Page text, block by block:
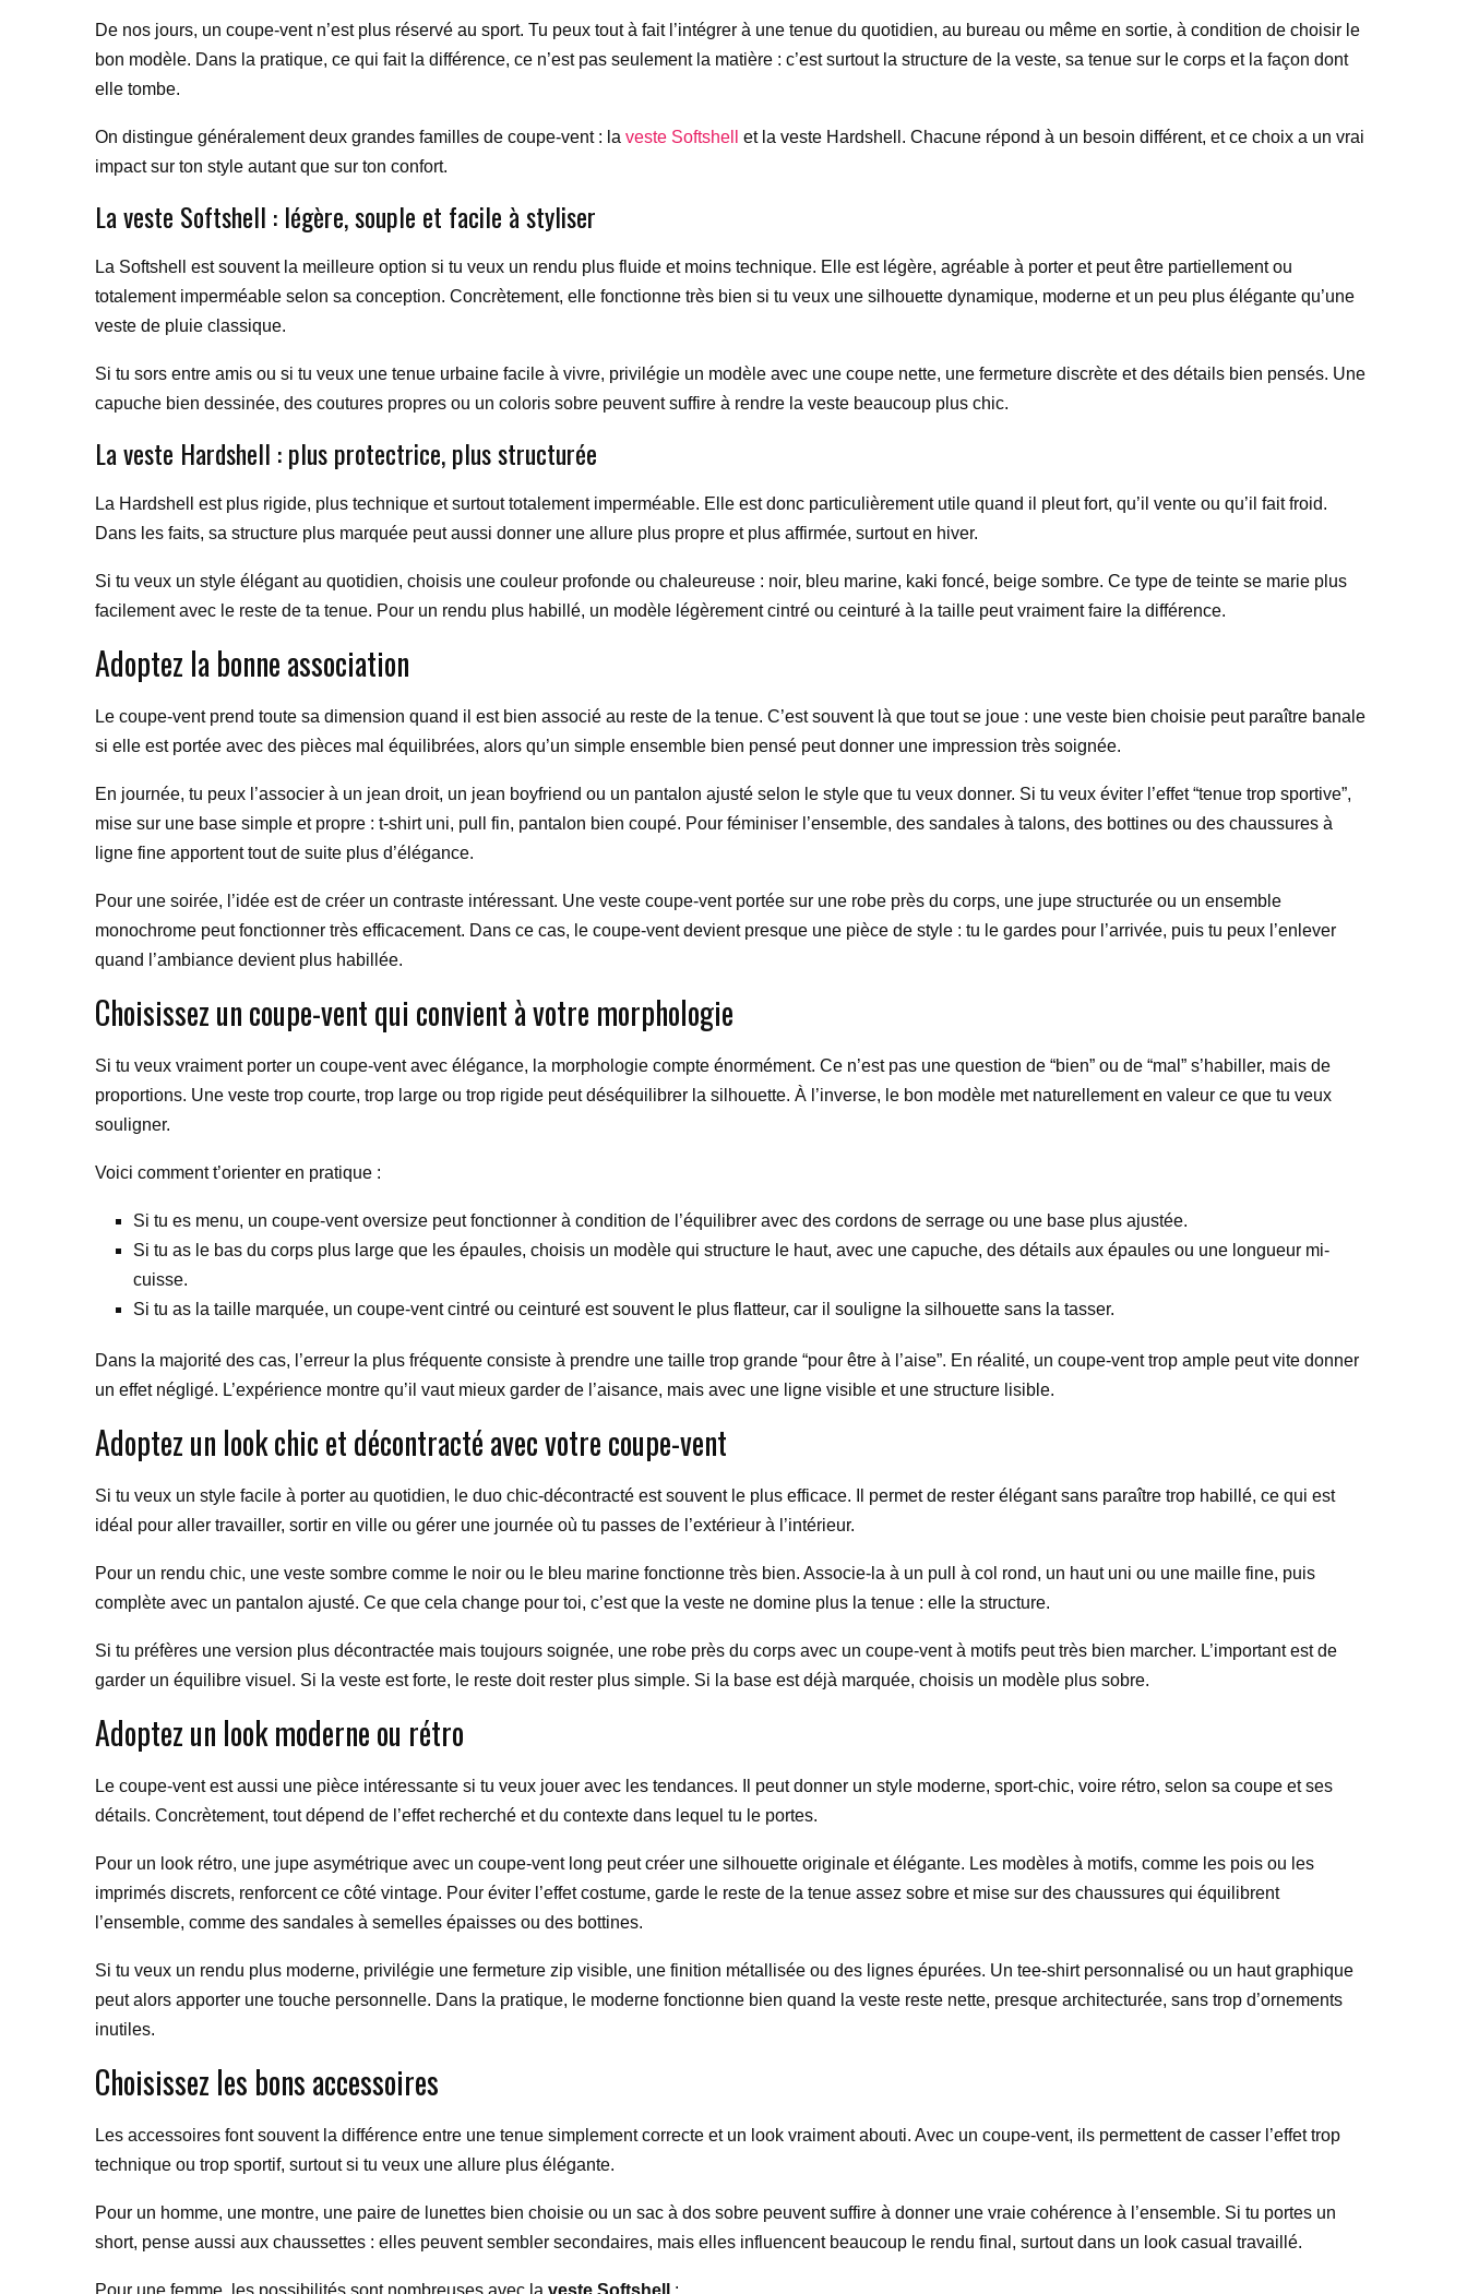
De nos jours, un coupe-vent n’est plus réservé au sport. Tu peux tout à fait l’intégrer à une tenue du quotidien, au bureau ou même en sortie, à condition de choisir le
bon modèle. Dans la pratique, ce qui fait la différence, ce n’est pas seulement la matière : c’est surtout la structure de la veste, sa tenue sur le corps et la façon dont
elle tombe.
On distingue généralement deux grandes familles de coupe-vent : la veste Softshell
et la veste Hardshell. Chacune répond à un besoin différent, et ce choix a un vrai
impact sur ton style autant que sur ton confort.
La veste Softshell : légère, souple et facile à styliser
La Softshell est souvent la meilleure option si tu veux un rendu plus fluide et moins technique. Elle est légère, agréable à porter et peut être partiellement ou
totalement imperméable selon sa conception. Concrètement, elle fonctionne très bien si tu veux une silhouette dynamique, moderne et un peu plus élégante qu’une
veste de pluie classique.
Si tu sors entre amis ou si tu veux une tenue urbaine facile à vivre, privilégie un modèle avec une coupe nette, une fermeture discrète et des détails bien pensés. Une
capuche bien dessinée, des coutures propres ou un coloris sobre peuvent suffire à rendre la veste beaucoup plus chic.
La veste Hardshell : plus protectrice, plus structurée
La Hardshell est plus rigide, plus technique et surtout totalement imperméable. Elle est donc particulièrement utile quand il pleut fort, qu’il vente ou qu’il fait froid.
Dans les faits, sa structure plus marquée peut aussi donner une allure plus propre et plus affirmée, surtout en hiver.
Si tu veux un style élégant au quotidien, choisis une couleur profonde ou chaleureuse : noir, bleu marine, kaki foncé, beige sombre. Ce type de teinte se marie plus
facilement avec le reste de ta tenue. Pour un rendu plus habillé, un modèle légèrement cintré ou ceinturé à la taille peut vraiment faire la différence.
Adoptez la bonne association
Le coupe-vent prend toute sa dimension quand il est bien associé au reste de la tenue. C’est souvent là que tout se joue : une veste bien choisie peut paraître banale
si elle est portée avec des pièces mal équilibrées, alors qu’un simple ensemble bien pensé peut donner une impression très soignée.
En journée, tu peux l’associer à un jean droit, un jean boyfriend ou un pantalon ajusté selon le style que tu veux donner. Si tu veux éviter l’effet “tenue trop sportive”,
mise sur une base simple et propre : t-shirt uni, pull fin, pantalon bien coupé. Pour féminiser l’ensemble, des sandales à talons, des bottines ou des chaussures à
ligne fine apportent tout de suite plus d’élégance.
Pour une soirée, l’idée est de créer un contraste intéressant. Une veste coupe-vent portée sur une robe près du corps, une jupe structurée ou un ensemble
monochrome peut fonctionner très efficacement. Dans ce cas, le coupe-vent devient presque une pièce de style : tu le gardes pour l’arrivée, puis tu peux l’enlever
quand l’ambiance devient plus habillée.
Choisissez un coupe-vent qui convient à votre morphologie
Si tu veux vraiment porter un coupe-vent avec élégance, la morphologie compte énormément. Ce n’est pas une question de “bien” ou de “mal” s’habiller, mais de
proportions. Une veste trop courte, trop large ou trop rigide peut déséquilibrer la silhouette. À l’inverse, le bon modèle met naturellement en valeur ce que tu veux
souligner.
Voici comment t’orienter en pratique :
Si tu es menu, un coupe-vent oversize peut fonctionner à condition de l’équilibrer avec des cordons de serrage ou une base plus ajustée.
Si tu as le bas du corps plus large que les épaules, choisis un modèle qui structure le haut, avec une capuche, des détails aux épaules ou une longueur mi-
cuisse.
Si tu as la taille marquée, un coupe-vent cintré ou ceinturé est souvent le plus flatteur, car il souligne la silhouette sans la tasser.
Dans la majorité des cas, l’erreur la plus fréquente consiste à prendre une taille trop grande “pour être à l’aise”. En réalité, un coupe-vent trop ample peut vite donner
un effet négligé. L’expérience montre qu’il vaut mieux garder de l’aisance, mais avec une ligne visible et une structure lisible.
Adoptez un look chic et décontracté avec votre coupe-vent
Si tu veux un style facile à porter au quotidien, le duo chic-décontracté est souvent le plus efficace. Il permet de rester élégant sans paraître trop habillé, ce qui est
idéal pour aller travailler, sortir en ville ou gérer une journée où tu passes de l’extérieur à l’intérieur.
Pour un rendu chic, une veste sombre comme le noir ou le bleu marine fonctionne très bien. Associe-la à un pull à col rond, un haut uni ou une maille fine, puis
complète avec un pantalon ajusté. Ce que cela change pour toi, c’est que la veste ne domine plus la tenue : elle la structure.
Si tu préfères une version plus décontractée mais toujours soignée, une robe près du corps avec un coupe-vent à motifs peut très bien marcher. L’important est de
garder un équilibre visuel. Si la veste est forte, le reste doit rester plus simple. Si la base est déjà marquée, choisis un modèle plus sobre.
Adoptez un look moderne ou rétro
Le coupe-vent est aussi une pièce intéressante si tu veux jouer avec les tendances. Il peut donner un style moderne, sport-chic, voire rétro, selon sa coupe et ses
détails. Concrètement, tout dépend de l’effet recherché et du contexte dans lequel tu le portes.
Pour un look rétro, une jupe asymétrique avec un coupe-vent long peut créer une silhouette originale et élégante. Les modèles à motifs, comme les pois ou les
imprimés discrets, renforcent ce côté vintage. Pour éviter l’effet costume, garde le reste de la tenue assez sobre et mise sur des chaussures qui équilibrent
l’ensemble, comme des sandales à semelles épaisses ou des bottines.
Si tu veux un rendu plus moderne, privilégie une fermeture zip visible, une finition métallisée ou des lignes épurées. Un tee-shirt personnalisé ou un haut graphique
peut alors apporter une touche personnelle. Dans la pratique, le moderne fonctionne bien quand la veste reste nette, presque architecturée, sans trop d’ornements
inutiles.
Choisissez les bons accessoires
Les accessoires font souvent la différence entre une tenue simplement correcte et un look vraiment abouti. Avec un coupe-vent, ils permettent de casser l’effet trop
technique ou trop sportif, surtout si tu veux une allure plus élégante.
Pour un homme, une montre, une paire de lunettes bien choisie ou un sac à dos sobre peuvent suffire à donner une vraie cohérence à l’ensemble. Si tu portes un
short, pense aussi aux chaussettes : elles peuvent sembler secondaires, mais elles influencent beaucoup le rendu final, surtout dans un look casual travaillé.
Pour une femme, les possibilités sont nombreuses avec la veste Softshell :